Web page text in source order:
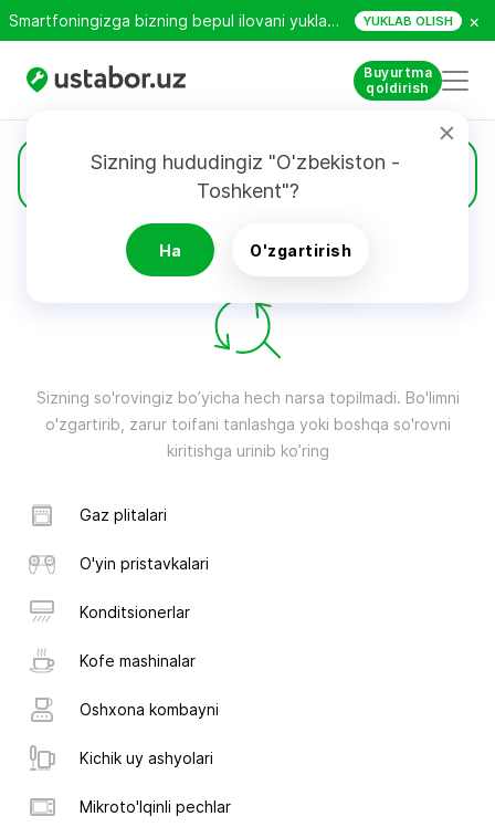
Smartfoningizga bizning bepul ilovani yuklab oling! YUKLAB OLISH ×
Buyurtma
qoldirish
Sizning hududingiz "O'zbekiston -
Toshkent"?
Ha O'zgartirish
O'yin pristavkalari
QIDIRUV NATIJALARI
Sizning so'rovingiz bo’yicha hech narsa topilmadi. Bo'limni
o'zgartirib, zarur toifani tanlashga yoki boshqa so'rovni
kiritishga urinib ko’ring
Gaz plitalari
O'yin pristavkalari
Konditsionerlar
Kofe mashinalar
Oshxona kombayni
Kichik uy ashyolari
Mikroto'lqinli pechlar